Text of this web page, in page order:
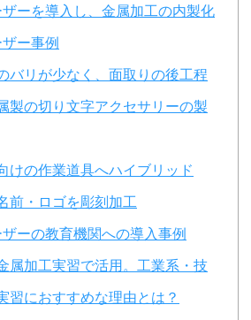
ーを導入し、金属加工の内製化
ー事例
バリが少なく、面取りの後工程
製の切り文字アクセサリーの製
けの作業道具へハイブリッド
前・ロゴを彫刻加工
ーの教育機関への導入事例
属加工実習で活用。工業系・技
習におすすめな理由とは？